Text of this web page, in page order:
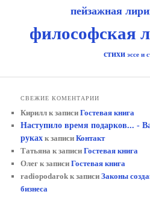
пейзажная
философская
стихи эссе и
СВЕЖИЕ КОМЕНТАРИИ
Кирилл к записиГостевая книга
Наступило время подарков... -
руках к записиКонтакт
Татьяна к записиГостевая книга
Олег к записиГостевая книга
radiopodarok к записиЗаконы
бизнеса